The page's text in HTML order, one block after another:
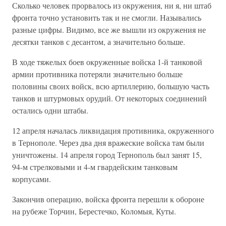
Сколько человек прорвалось из окружения, ни я, ни штаб
фронта точно установить так и не смогли. Назывались
разные цифры. Види­мо, все же вышли из окружения не
десятки танков с десантом, а зна­чительно больше.
В ходе тяжелых боев окруженные войска 1-й танковой
армии про­тивника потеряли значительно больше
половины своих войск, всю артиллерию, большую часть
танков и штурмовых орудий. От некото­рых соединений
остались одни штабы.
12 апреля началась ликвидация противника, окруженного
в Тернополе. Через два дня вражеские войска там были
уничтожены. 14 апреля город Тернополь был занят 15,
94-м стрелковыми и 4-м гвардейским танковым
корпусами.
Закончив операцию, войска фронта перешли к обороне
на рубеже Торчин, Берестечко, Коломыя, Куты.